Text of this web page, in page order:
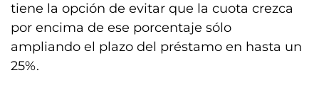
tiene la opción de evitar que la cuota crezca
por encima de ese porcentaje sólo
ampliando el plazo del préstamo en hasta un
25%.